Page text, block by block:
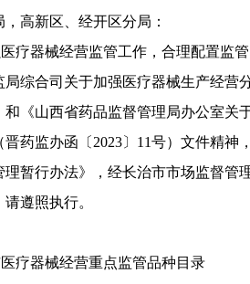
高新区、经开区分局：
疗器械经营监管工作，合理配置监
局综合司关于加强医疗器械生产经营
和《山西省药品监督管理局办公室关
药监办函〔2023〕11号）文件精神
暂行办法》，经长治市市场监督管
遵照执行。
疗器械经营重点监管品种目录